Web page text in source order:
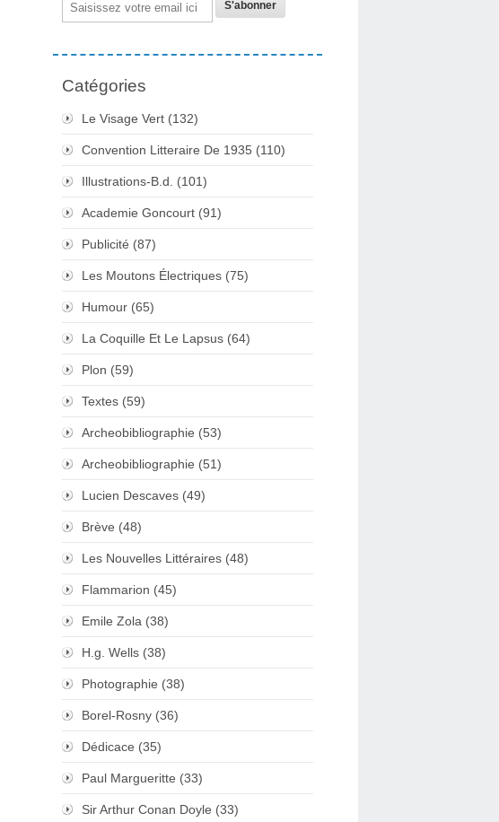
Catégories
Le Visage Vert (132)
Convention Litteraire De 1935 (110)
Illustrations-B.d. (101)
Academie Goncourt (91)
Publicité (87)
Les Moutons Électriques (75)
Humour (65)
La Coquille Et Le Lapsus (64)
Plon (59)
Textes (59)
Archeobibliographie (53)
Archeobibliographie (51)
Lucien Descaves (49)
Brève (48)
Les Nouvelles Littéraires (48)
Flammarion (45)
Emile Zola (38)
H.g. Wells (38)
Photographie (38)
Borel-Rosny (36)
Dédicace (35)
Paul Margueritte (33)
Sir Arthur Conan Doyle (33)